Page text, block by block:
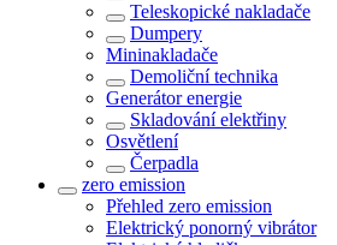
Teleskopické nakladače
Dumpery
Mininakladače
Demoliční technika
Generátor energie
Skladování elektřiny
Osvětlení
Čerpadla
zero emission
Přehled zero emission
Elektrický ponorný vibrátor